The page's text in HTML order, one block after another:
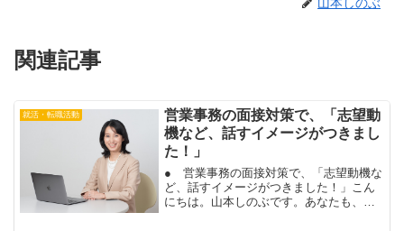
関連記事
就活・転職活動
営業事務の面接対策で、「志望動
機など、話すイメージがつきまし
た！」
● 営業事務の面接対策で、「志望動機な
ど、話すイメージがつきました！」こん
にちは。山本しのぶです。あなたも、営